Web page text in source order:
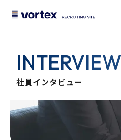
INTERVIEW
社員インタビュー